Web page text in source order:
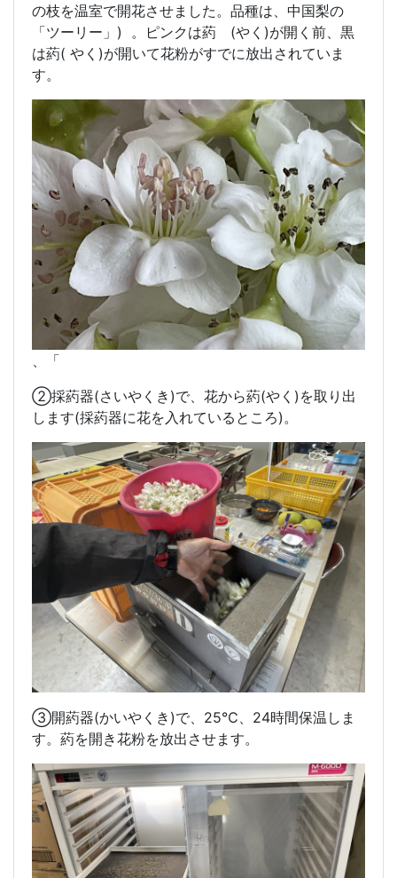
の枝を温室で開花させました。品種は、中国梨の
「ツーリー」) 。ピンクは葯 (やく)が開く前、黒
は葯( やく)が開いて花粉がすでに放出されていま
す。
、「
②採葯器(さいやくき)で、花から葯(やく)を取り出
します(採葯器に花を入れているところ)。
③開葯器(かいやくき)で、25℃、24時間保温しま
す。葯を開き花粉を放出させます。